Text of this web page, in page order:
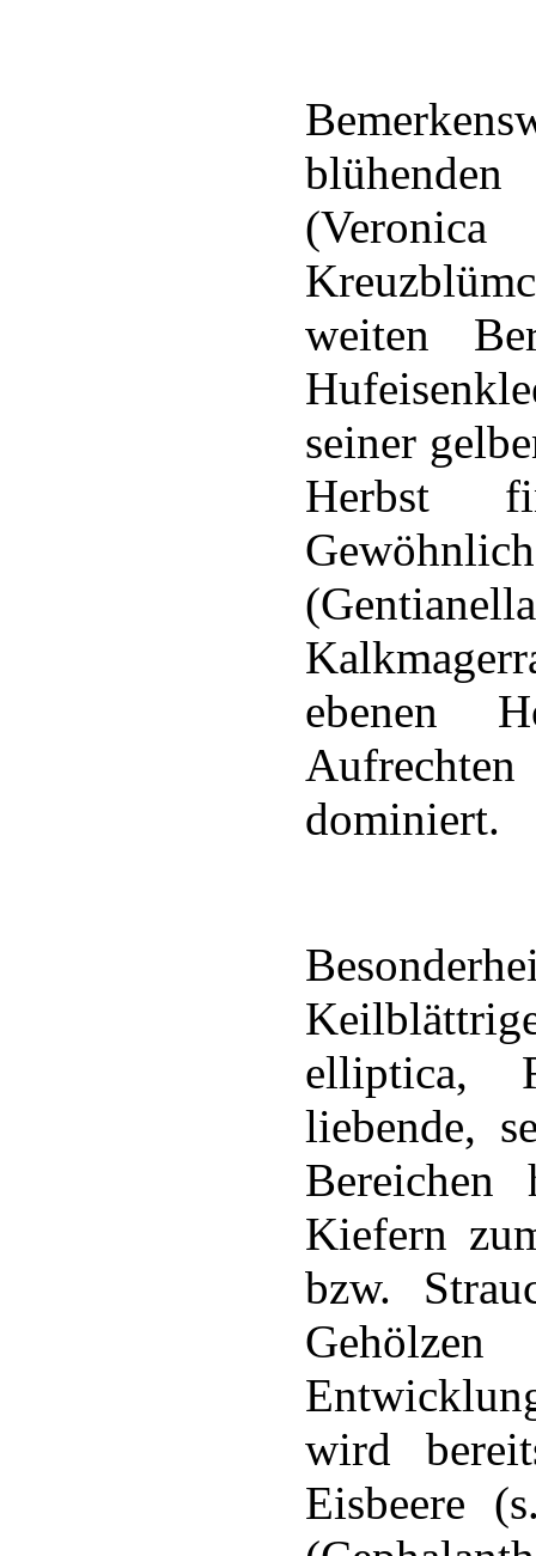
weiten
seiner
Herbst
ebenen
dominiert.
elliptica,
liebende,
Kiefern
bzw.
wird
Eisbeere